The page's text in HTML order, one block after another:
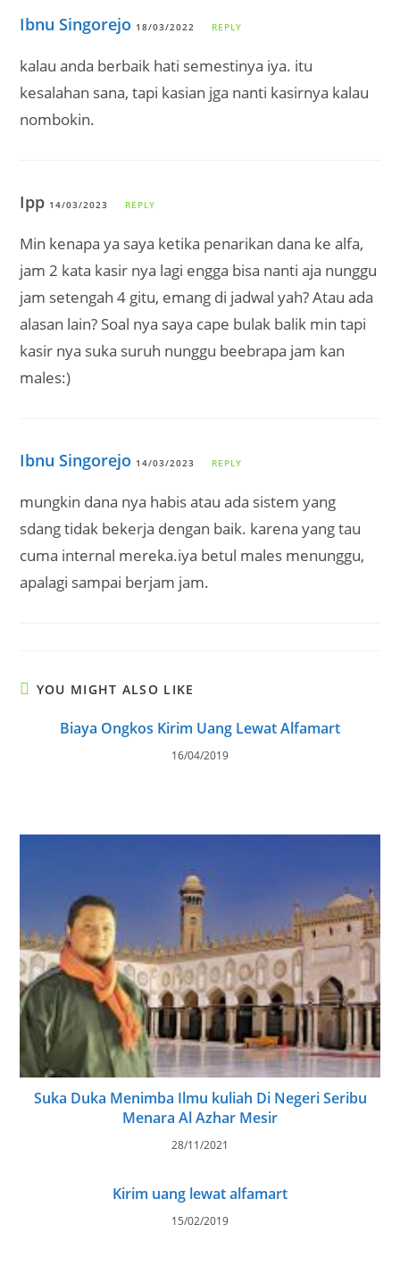
Ibnu Singorejo 18/03/2022 REPLY
kalau anda berbaik hati semestinya iya. itu
kesalahan sana, tapi kasian jga nanti kasirnya kalau
nombokin.
Ipp 14/03/2023 REPLY
Min kenapa ya saya ketika penarikan dana ke alfa,
jam 2 kata kasir nya lagi engga bisa nanti aja nunggu
jam setengah 4 gitu, emang di jadwal yah? Atau ada
alasan lain? Soal nya saya cape bulak balik min tapi
kasir nya suka suruh nunggu beebrapa jam kan
males:)
Ibnu Singorejo 14/03/2023 REPLY
mungkin dana nya habis atau ada sistem yang
sdang tidak bekerja dengan baik. karena yang tau
cuma internal mereka.iya betul males menunggu,
apalagi sampai berjam jam.
YOU MIGHT ALSO LIKE
Biaya Ongkos Kirim Uang Lewat Alfamart
16/04/2019
Suka Duka Menimba Ilmu kuliah Di Negeri Seribu
Menara Al Azhar Mesir
28/11/2021
Kirim uang lewat alfamart
15/02/2019